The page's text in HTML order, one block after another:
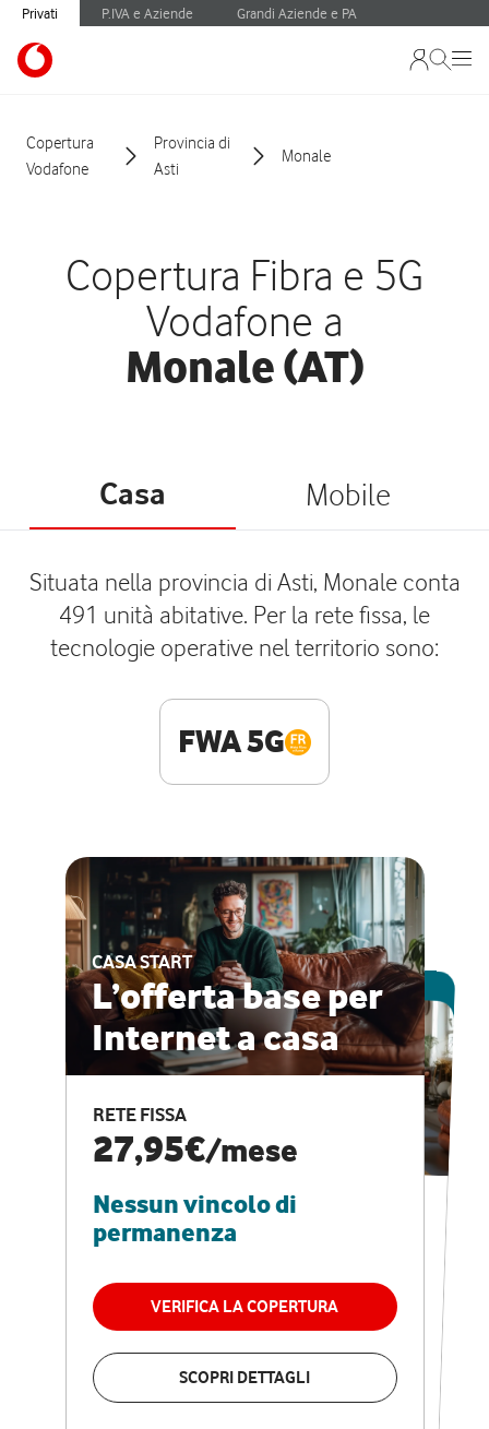
Privati P.IVA e Aziende Grandi Aziende e PA
Copertura
Vodafone
Provincia di
Asti
Monale
Copertura Fibra e 5G
Vodafone a
Monale (AT)
Casa Mobile
Situata nella provincia di Asti, Monale conta
491 unità abitative. Per la rete fissa, le
tecnologie operative nel territorio sono:
FWA 5G
CASA START
L’offerta base per
Internet a casa
RETE FISSA
27,95€/mese
Nessun vincolo di
permanenza
VERIFICA LA COPERTURA
SCOPRI DETTAGLI
ESCLUSIVA ONLINE
CASA PRO
Internet veloce e
vantaggi speciali
RETE FISSA + VODAFONE CLUB
29,95€
permanenza
VERIFICA LA COPERTURA